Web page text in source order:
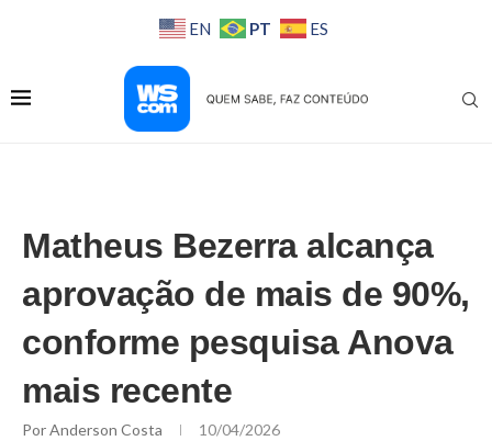
EN PT ES
Matheus Bezerra alcança
aprovação de mais de 90%,
conforme pesquisa Anova
mais recente
PorAnderson Costa 10/04/2026